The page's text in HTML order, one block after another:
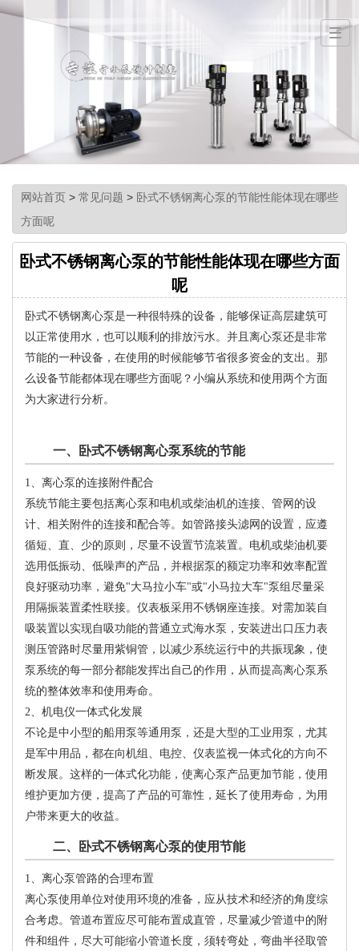
网站首页 > 常见问题 > 卧式不锈钢离心泵的节能性能体现在哪些
方面呢
卧式不锈钢离心泵的节能性能体现在哪些方面
呢
卧式不锈钢离心泵是一种很特殊的设备，能够保证高层建筑可
以正常使用水，也可以顺利的排放污水。并且离心泵还是非常
节能的一种设备，在使用的时候能够节省很多资金的支出。那
么设备节能都体现在哪些方面呢？小编从系统和使用两个方面
为大家进行分析。
一、卧式不锈钢离心泵系统的节能
1、离心泵的连接附件配合
系统节能主要包括离心泵和电机或柴油机的连接、管网的设
计、相关附件的连接和配合等。如管路接头滤网的设置，应遵
循短、直、少的原则，尽量不设置节流装置。电机或柴油机要
选用低振动、低噪声的产品，并根据泵的额定功率和效率配置
良好驱动功率，避免"大马拉小车"或"小马拉大车"泵组尽量采
用隔振装置柔性联接。仪表板采用不锈钢座连接。对需加装自
吸装置以实现自吸功能的普通立式海水泵，安装进出口压力表
测压管路时尽量用紫铜管，以减少系统运行中的共振现象，使
泵系统的每一部分都能发挥出自己的作用，从而提高离心泵系
统的整体效率和使用寿命。
2、机电仪一体式化发展
不论是中小型的船用泵等通用泵，还是大型的工业用泵，尤其
是军中用品，都在向机组、电控、仪表监视一体式化的方向不
断发展。这样的一体式化功能，使离心泵产品更加节能，使用
维护更加方便，提高了产品的可靠性，延长了使用寿命，为用
户带来更大的收益。
二、卧式不锈钢离心泵的使用节能
1、离心泵管路的合理布置
离心泵使用单位对使用环境的准备，应从技术和经济的角度综
合考虑。管道布置应尽可能布置成直管，尽量减少管道中的附
件和组件，尽大可能缩小管道长度，须转弯处，弯曲半径取管